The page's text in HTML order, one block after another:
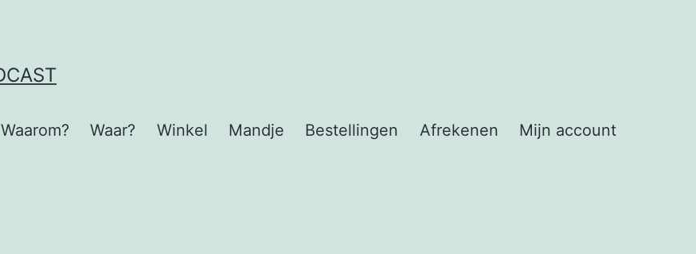
Waarom? Waar? Winkel Mandje Bestellingen Afrekenen Mijn account